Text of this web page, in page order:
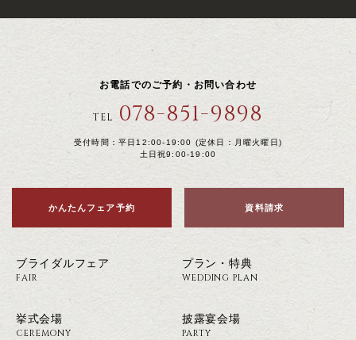
お電話でのご予約・お問い合わせ
TEL 078-851-9898
受付時間：平日12:00-19:00 (定休日：月曜火曜日)
土日祝9:00-19:00
かんたんフェア予約 資料請求
ブライダルフェア
FAIR
プラン・特典
WEDDING PLAN
挙式会場
CEREMONY
披露宴会場
PARTY